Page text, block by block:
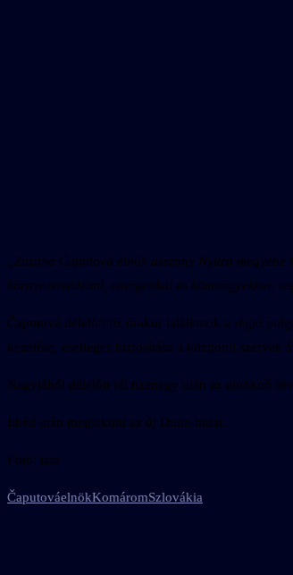
„Zuzana Čaputová elnök asszony Nyitra
környezetvédelmi, energetikai és klímaügyekben
Čaputová délelőtt tíz órakor találkozik a régió
kezelése, esetleges biztosítása a központi
Nagyjából délelőtt fél tizenegy után az elnöknő
Ebéd után megtekinti az új Duna-hidat.
Fotó: tasr
ČaputováelnökKomáromSzlovákia